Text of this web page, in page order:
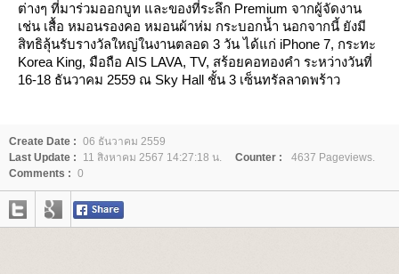
ต่างๆ ที่มาร่วมออกบูท และของที่ระลึก Premium จากผู้จัดงาน
เช่น เสื้อ หมอนรองคอ หมอนผ้าห่ม กระบอกน้ำ นอกจากนี้ ยังมี
สิทธิลุ้นรับรางวัลใหญ่ในงานตลอด 3 วัน ได้แก่ iPhone 7, กระทะ
Korea King, มือถือ AIS LAVA, TV, สร้อยคอทองคำ ระหว่างวันที่
16-18 ธันวาคม 2559 ณ Sky Hall ชั้น 3 เซ็นทรัลลาดพร้าว
Create Date : 06 ธันวาคม 2559
Last Update :
11 สิงหาคม 2567 14:27:18 น. Counter :
4637 Pageviews.
Comments : 0